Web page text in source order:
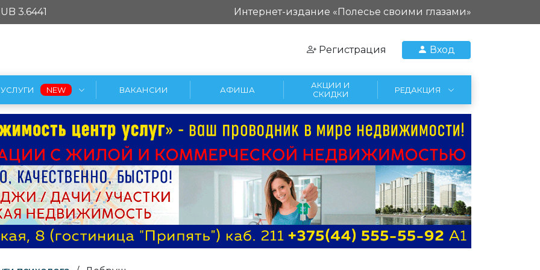
3.6441 Интернет-издание «Полесье своими глазами»
Регистрация Вход
УСЛУГИ ВАКАНСИИ АФИША
АКЦИИ И
СКИДКИ
РЕДАКЦИЯ